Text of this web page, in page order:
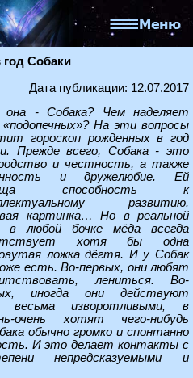
Собаки
Дата публикации: 12.07.2017
она - Собака? Чем наделяет
«подопечных»? На эти вопросы
гороскоп рожденных в год
Прежде всего, Собака - это
и честность, а также
и дружелюбие. Ей
способность к
развитию.
картинка… Но в реальной
в любой бочке мёда всегда
хотя бы одна
ложка дёгтя. И у Собак
есть. Во-первых, они любят
лениться. Во-
иногда они действуют
изворотливыми, в
очень хотят чего-нибудь
обычно громко и спонтанно
И это делает контакты с
непредсказуемыми и